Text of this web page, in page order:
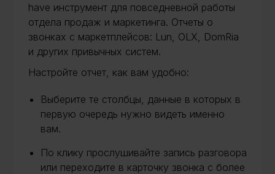
have инструмент для повседневной работы
отдела продаж и маркетинга. Отчеты о
звонках с маркетплейсов: Lun, OLX, DomRia
и других привычных систем.
Настройте отчет, как вам удобно:
Выберите те столбцы, данные в которых в
первую очередь нужно видеть именно
вам.
По клику прослушивайте запись разговора
или переходите в карточку звонка с более